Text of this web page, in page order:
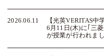
2026.06.11
【光英VERITAS中
6月11日(木)に｢三
が授業が行われま